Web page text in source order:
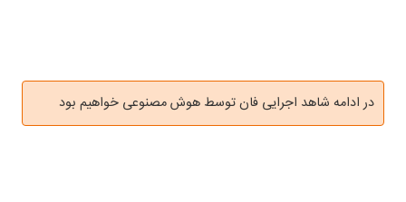
در ادامه شاهد اجرایی فان توسط هوش مصنوعی خواهیم بود